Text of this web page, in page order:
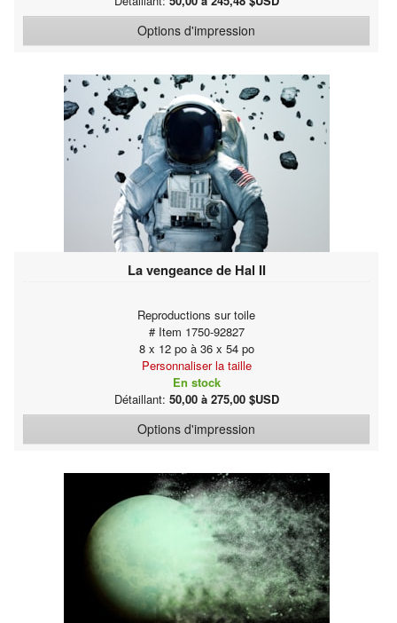
Options d'impression
La vengeance de Hal II
Reproductions sur toile
# Item 1750-92827
8 x 12 po à 36 x 54 po
Personnaliser la taille
En stock
Détaillant: 50,00 à 275,00 $USD
Options d'impression